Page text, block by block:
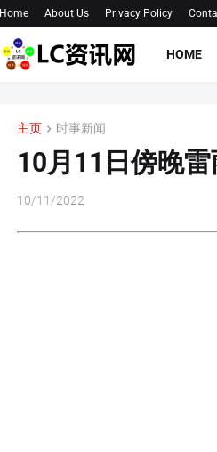
Home About Us Privacy Policy
HOME
主页 时事新闻
10月11日傍晚
10/11/2022